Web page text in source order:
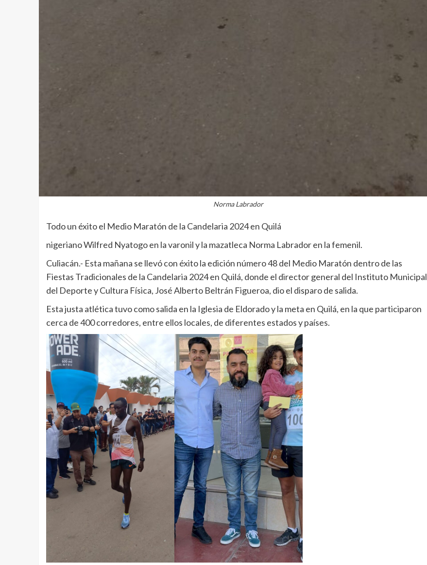
Norma Labrador
Todo un éxito el Medio Maratón de la Candelaria 2024 en Quilá
nigeriano Wilfred Nyatogo en la varonil y la mazatleca Norma Labrador en la femenil.
Culiacán.- Esta mañana se llevó con éxito la edición número 48 del Medio Maratón dentro de las
Fiestas Tradicionales de la Candelaria 2024 en Quilá, donde el director general del Instituto Municipal
del Deporte y Cultura Física, José Alberto Beltrán Figueroa, dio el disparo de salida.
Esta justa atlética tuvo como salida en la Iglesia de Eldorado y la meta en Quilá, en la que participaron
cerca de 400 corredores, entre ellos locales, de diferentes estados y países.